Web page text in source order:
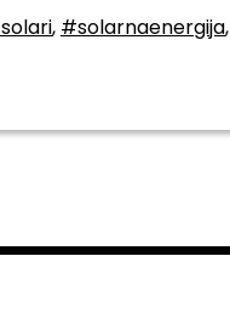
, #solarnaenergija,